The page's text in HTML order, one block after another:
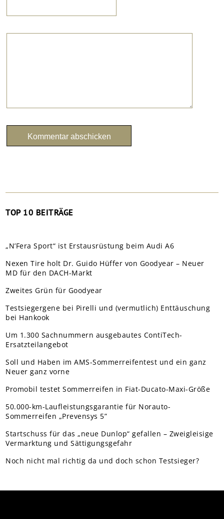
TOP 10 BEITRÄGE
„N’Fera Sport“ ist Erstausrüstung beim Audi A6
Nexen Tire holt Dr. Guido Hüffer von Goodyear – Neuer
MD für den DACH-Markt
Zweites Grün für Goodyear
Testsiegergene bei Pirelli und (vermutlich) Enttäuschung
bei Hankook
Um 1.300 Sachnummern ausgebautes ContiTech-
Ersatzteilangebot
Soll und Haben im AMS-Sommerreifentest und ein ganz
Neuer ganz vorne
Promobil testet Sommerreifen in Fiat-Ducato-Maxi-Größe
50.000-km-Laufleistungsgarantie für Norauto-
Sommerreifen „Prevensys 5”
Startschuss für das „neue Dunlop“ gefallen – Zweigleisige
Vermarktung und Sättigungsgefahr
Noch nicht mal richtig da und doch schon Testsieger?